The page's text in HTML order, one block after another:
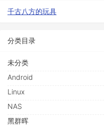
千古八方的玩具
分类目录
未分类
Android
Linux
NAS
黑群晖